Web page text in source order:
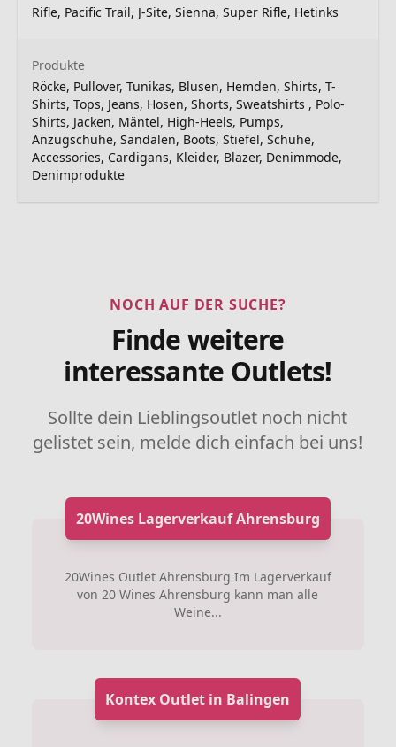
Rifle, Pacific Trail, J-Site, Sienna, Super Rifle, Hetinks
Produkte
Röcke, Pullover, Tunikas, Blusen, Hemden, Shirts, T-
Shirts, Tops, Jeans, Hosen, Shorts, Sweatshirts , Polo-
Shirts, Jacken, Mäntel, High-Heels, Pumps,
Anzugschuhe, Sandalen, Boots, Stiefel, Schuhe,
Accessories, Cardigans, Kleider, Blazer, Denimmode,
Denimprodukte
NOCH AUF DER SUCHE?
Finde weitere
interessante Outlets!
Sollte dein Lieblingsoutlet noch nicht
gelistet sein, melde dich einfach bei uns!
20Wines Lagerverkauf Ahrensburg
20Wines Outlet Ahrensburg Im Lagerverkauf
von 20 Wines Ahrensburg kann man alle
Weine...
Kontex Outlet in Balingen